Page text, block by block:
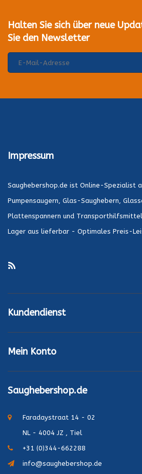
Halten Sie sich über neue
Sie den Newsletter
Impressum
Saughebershop.de ist Online-Spezialist
Pumpensaugern, Glas-Saughebern,
Plattenspannern und
Lager aus lieferbar - Optimales Preis-
Kundendienst
Mein Konto
Saughebershop.de
Faradaystraat 14 - 02
NL - 4004 JZ , Tiel
+31 (0)344-662288
info@saughebershop.de